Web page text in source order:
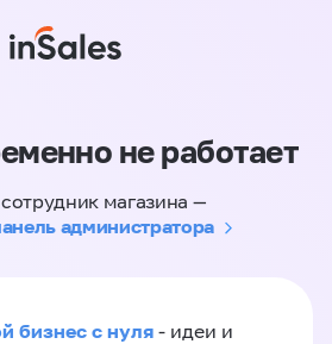
не работает
магазина —
администратора
бизнес с нуля - идеи и